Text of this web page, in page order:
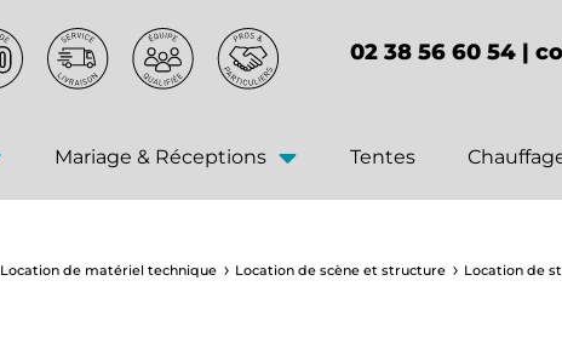
02 38 56 60 54 |
Mariage & Réceptions Tentes
Location de matériel technique Location de scène et structure Location de